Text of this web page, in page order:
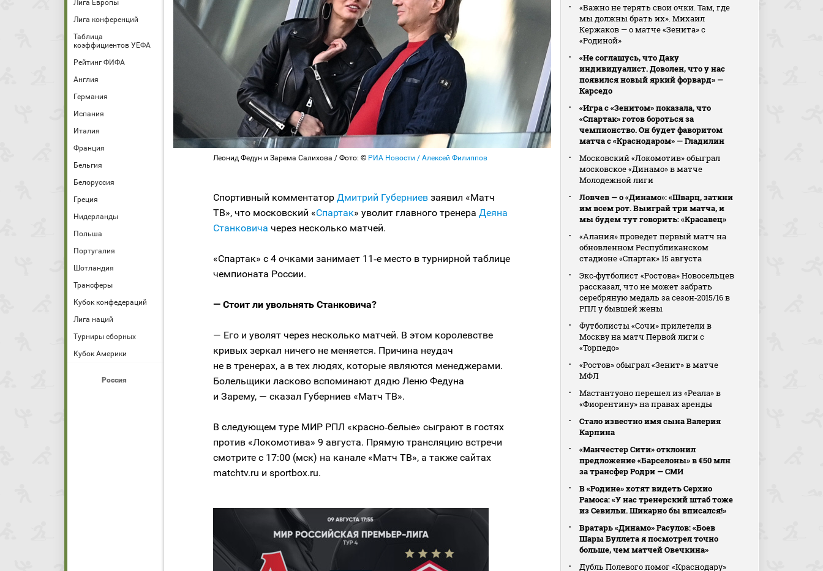
Лига Европы
Лига конференций
Таблица
коэффициентов УЕФА
Рейтинг ФИФА
Англия
Германия
Испания
Италия
Франция
Бельгия
Белоруссия
Греция
Нидерланды
Польша
Португалия
Шотландия
Трансферы
Кубок конфедераций
Лига наций
Турниры сборных
Кубок Америки
Россия
Леонид Федун и Зарема Салихова / Фото: © РИА Новости / Алексей Филиппов
Спортивный комментатор Дмитрий Губерниев заявил «Матч
ТВ», что московский «Спартак» уволит главного тренера Деяна
Станковича через несколько матчей.
«Спартак» с 4 очками занимает 11‑е место в турнирной таблице
чемпионата России.
— Стоит ли увольнять Станковича?
— Его и уволят через несколько матчей. В этом королевстве
кривых зеркал ничего не меняется. Причина неудач
не в тренерах, а в тех людях, которые являются менеджерами.
Болельщики ласково вспоминают дядю Леню Федуна
и Зарему, — сказал Губерниев «Матч ТВ».
В следующем туре МИР РПЛ «красно‑белые» сыграют в гостях
против «Локомотива» 9 августа. Прямую трансляцию встречи
смотрите с 17:00 (мск) на канале «Матч ТВ», а также сайтах
matchtv.ru и sportbox.ru.
«Важно не терять свои очки. Там, где
мы должны брать их». Михаил
Кержаков — о матче «Зенита» с
«Родиной»
«Не соглашусь, что Даку
индивидуалист. Доволен, что у нас
появился новый яркий форвард» —
Карседо
«Игра с «Зенитом» показала, что
«Спартак» готов бороться за
чемпионство. Он будет фаворитом
матча с «Краснодаром» — Гладилин
Московский «Локомотив» обыграл
московское «Динамо» в матче
Молодежной лиги
Ловчев — о «Динамо»: «Шварц, заткни
им всем рот. Выиграй три матча, и
мы будем тут говорить: «Красавец»
«Алания» проведет первый матч на
обновленном Республиканском
стадионе «Спартак» 15 августа
Экс‑футболист «Ростова» Новосельцев
рассказал, что не может забрать
серебряную медаль за сезон‑2015/16 в
РПЛ у бывшей жены
Футболисты «Сочи» прилетели в
Москву на матч Первой лиги с
«Торпедо»
«Ростов» обыграл «Зенит» в матче
МФЛ
Мастантуоно перешел из «Реала» в
«Фиорентину» на правах аренды
Стало известно имя сына Валерия
Карпина
«Манчестер Сити» отклонил
предложение «Барселоны» в €50 млн
за трансфер Родри — СМИ
В «Родине» хотят видеть Серхио
Рамоса: «У нас тренерский штаб тоже
из Севильи. Шикарно бы вписался!»
Вратарь «Динамо» Расулов: «Боев
Шары Буллета я посмотрел точно
больше, чем матчей Овечкина»
Дубль Полевого помог «Краснодару»